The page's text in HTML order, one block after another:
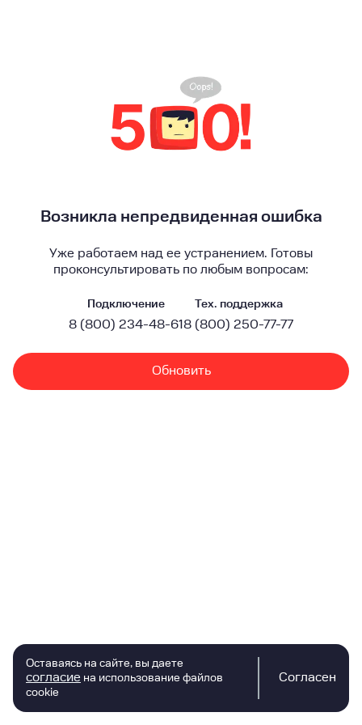
Возникла непредвиденная ошибка
Уже работаем над ее устранением. Готовы
проконсультировать по любым вопросам:
Подключение
8 (800) 234-48-61
Тех. поддержка
8 (800) 250-77-77
Обновить
Оставаясь на сайте, вы даете
согласие на использование файлов
cookie
Согласен